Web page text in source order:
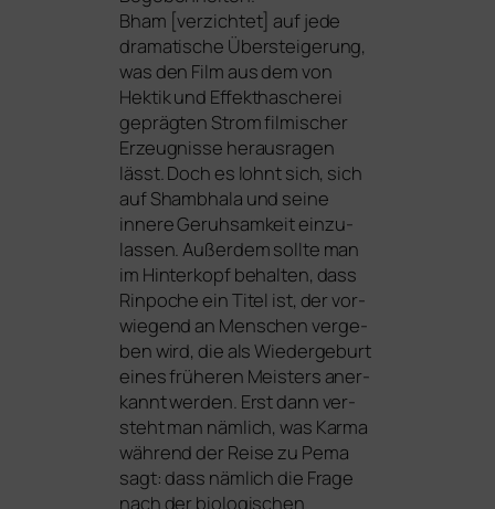
Bham [ver­zich­tet] auf jede
dra­ma­ti­sche Übersteigerung,
was den Film aus dem von
Hektik und Effekthascherei
gepräg­ten Strom fil­mi­scher
Erzeugnisse her­aus­ra­gen
lässt. Doch es lohnt sich, sich
aufShambhala und sei­ne
inne­re Geruhsamkeit ein­zu­
las­sen. Außerdem soll­te man
im Hinterkopf behal­ten, dass
Rinpoche ein Titel ist, der vor­
wie­gend an Menschen ver­ge­
ben wird, die als Wiedergeburt
eines frü­he­ren Meisters aner­
kannt wer­den. Erst dann ver­
steht man näm­lich, was Karma
wäh­rend der Reise zu Pema
sagt: dass näm­lich die Frage
nach der bio­lo­gi­schen